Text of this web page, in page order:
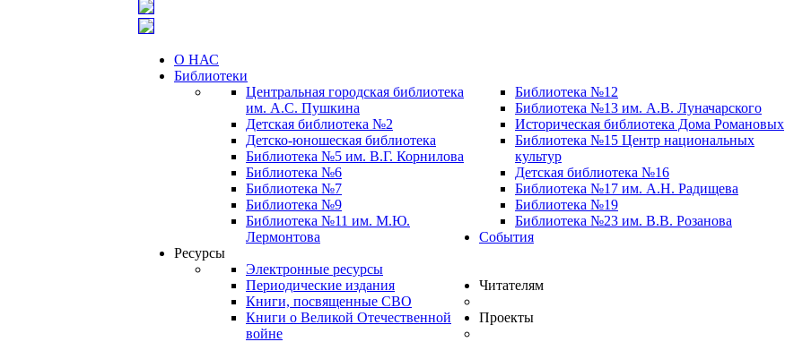
О НАС
Библиотеки
Центральная городская библиотека
им. А.С. Пушкина
Детская библиотека №2
Детско-юношеская библиотека
Библиотека №5 им. В.Г. Корнилова
Библиотека №6
Библиотека №7
Библиотека №9
Библиотека №11 им. М.Ю.
Лермонтова
Библиотека №12
Библиотека №13 им. А.В. Луначарского
Историческая библиотека Дома Романовых
Библиотека №15 Центр национальных
культур
Детская библиотека №16
Библиотека №17 им. А.Н. Радищева
Библиотека №19
Библиотека №23 им. В.В. Розанова
События
Ресурсы
Электронные ресурсы
Периодические издания
Книги, посвященные СВО
Книги о Великой Отечественной
войне
Читателям
Проекты